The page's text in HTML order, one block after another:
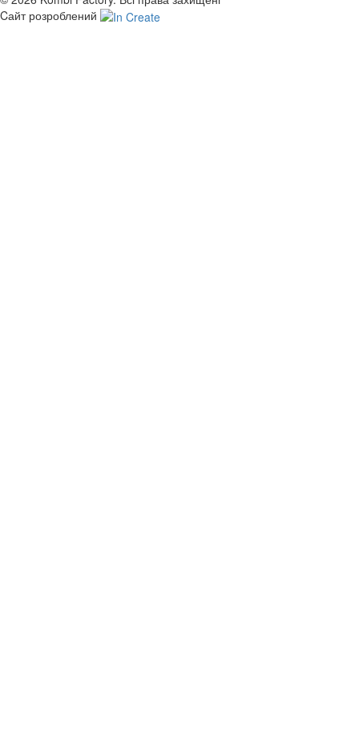
Cайт розроблений